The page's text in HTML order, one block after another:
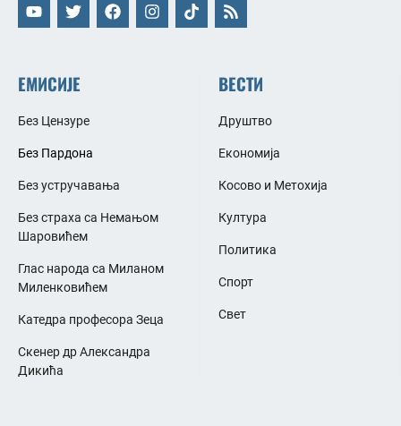
ЕМИСИЈЕ
Без Цензуре
Без Пардона
Без устручавања
Без страха са Немањом
Шаровићем
Глас народа са Миланом
Миленковићем
Катедра професора Зеца
Скенер др Александра
Дикића
ВЕСТИ
Друштво
Економија
Косово и Метохија
Култура
Политика
Спорт
Свет